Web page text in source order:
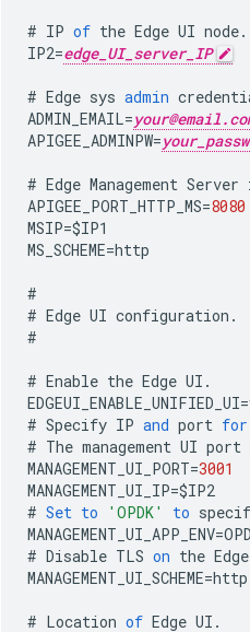
# IP of the Edge UI node.
IP2=edge_UI_server_IP
# Edge sys admin
ADMIN_EMAIL=
APIGEE_ADMINPW=
# Edge Management Server
APIGEE_PORT_HTTP_MS=8080
MSIP=$IP1
MS_SCHEME=http
#
# Edge UI configuration .
#
# Enable the Edge UI .
EDGEUI_ENABLE_UNIFIED_UI=
# Specify IP and port for
# The management UI port
MANAGEMENT_UI_PORT=3001
MANAGEMENT_UI_IP=$IP2
# Set to 'OPDK' to
MANAGEMENT_UI_APP_ENV=
# Disable TLS on the Edge
MANAGEMENT_UI_SCHEME=http
# Location of Edge UI .